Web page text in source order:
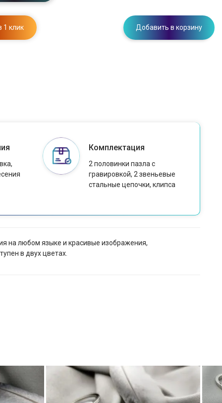
1 клик Добавить в корзину
Комплектация
2 половинки пазла с
гравировкой, 2 звеньевые
стальные цепочки, клипса
на любом языке и красивые изображения,
в двух цветах.